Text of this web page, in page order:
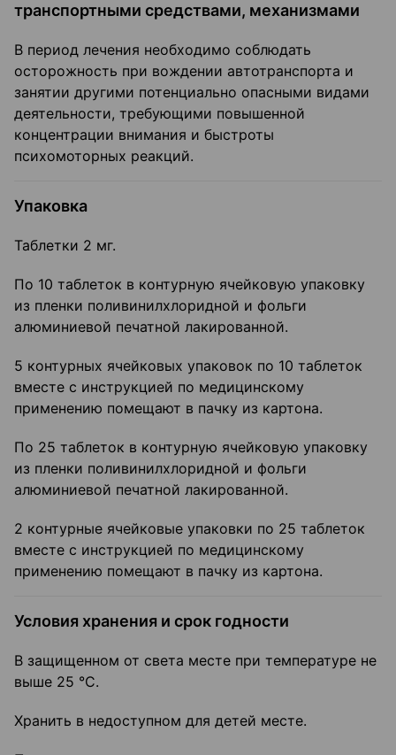
транспортными средствами, механизмами
В период лечения необходимо соблюдать
осторожность при вождении автотранспорта и
занятии другими потенциально опасными видами
деятельности, требующими повышенной
концентрации внимания и быстроты
психомоторных реакций.
Упаковка
Таблетки 2 мг.
По 10 таблеток в контурную ячейковую упаковку
из пленки поливинилхлоридной и фольги
алюминиевой печатной лакированной.
5 контурных ячейковых упаковок по 10 таблеток
вместе с инструкцией по медицинскому
применению помещают в пачку из картона.
По 25 таблеток в контурную ячейковую упаковку
из пленки поливинилхлоридной и фольги
алюминиевой печатной лакированной.
2 контурные ячейковые упаковки по 25 таблеток
вместе с инструкцией по медицинскому
применению помещают в пачку из картона.
Условия хранения и срок годности
В защищенном от света месте при температуре не
выше 25 °C.
Хранить в недоступном для детей месте.